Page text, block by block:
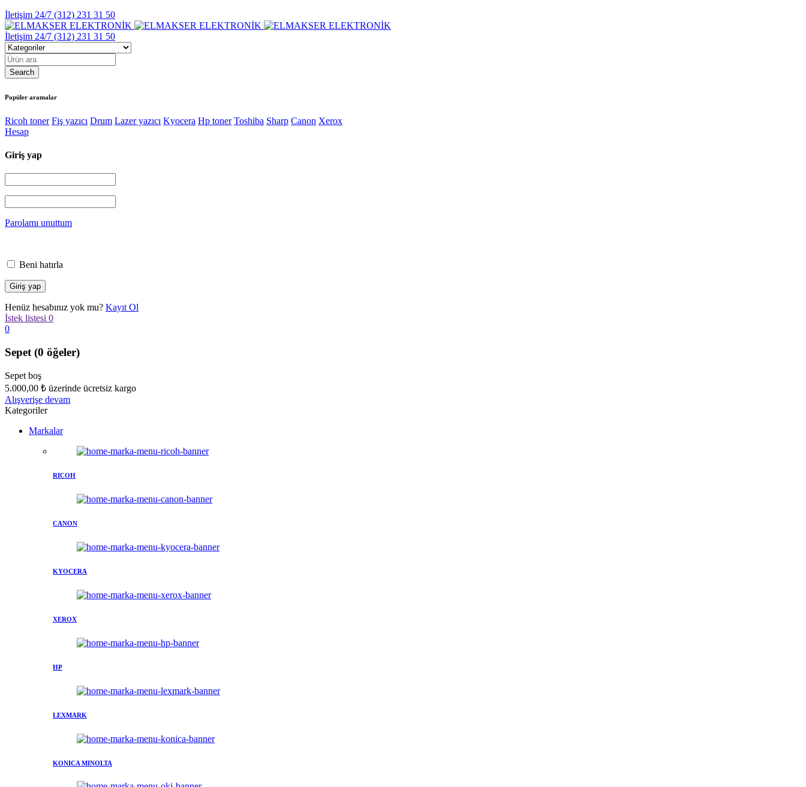
İletişim 24/7 (312) 231 31 50
İletişim 24/7 (312) 231 31 50
Popüler aramalar
Ricoh toner Fiş yazıcı Drum Lazer yazıcı Kyocera Hp toner Toshiba Sharp Canon Xerox
Hesap
Giriş yap
Parolamı unuttum
Beni hatırla
Henüz hesabınız yok mu? Kayıt Ol
İstek listesi 0
0
Sepet (0 öğeler)
Sepet boş
5.000,00 ₺ üzerinde ücretsiz kargo
Alışverişe devam
Kategoriler
Markalar
RICOH
CANON
KYOCERA
XEROX
HP
LEXMARK
KONICA MINOLTA